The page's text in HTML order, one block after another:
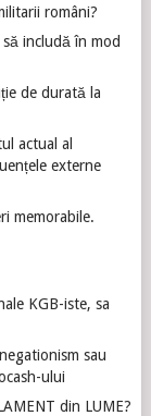
români?
includă în mod
de durată la
actual al
externe
memorabile.
KGB-iste, sa
sau
ului
din LUME?